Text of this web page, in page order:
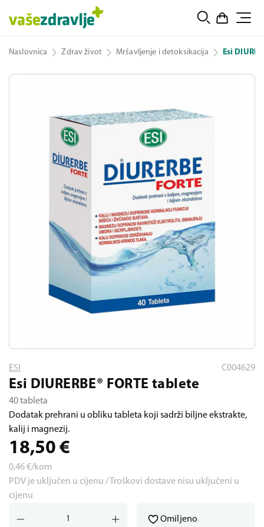
Naslovnica Zdrav život Mršavljenje i detoksikacija Esi
ESI C004629
Esi DIURERBE® FORTE tablete
40 tableta
Dodatak prehrani u obliku tableta koji sadrži biljne ekstrakte,
kalij i magnezij.
18,50 €
0,46€/kom
PDV je uključen u cijenu / Troškovi dostave nisu uključeni u
cijenu
Omiljeno